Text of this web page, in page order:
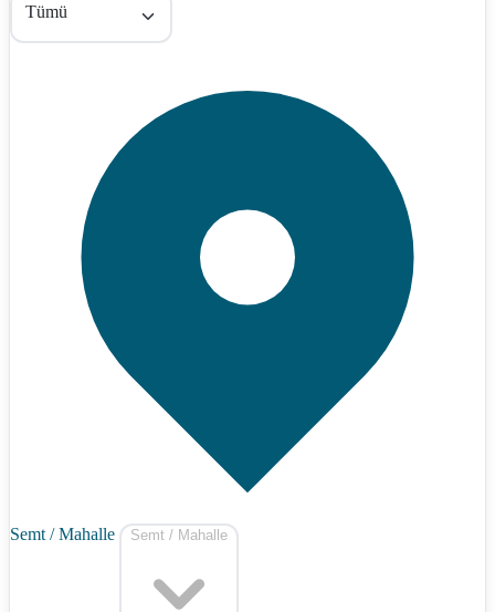
Tümü
Semt / Mahalle Semt / Mahalle